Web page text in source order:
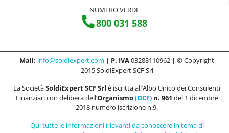
NUMERO VERDE
800 031 588
Mail: info@soldiexpert.com | P. IVA03288110962 | © Copyright
2015 SoldiExpert SCF Srl
La SocietàSoldiExpert SCF Srl è iscritta all’Albo Unico dei Consulenti
Finanziari con delibera dell’Organismo(OCF)n. 961 del 1 dicembre
2018 numero iscrizione n.9.
Qui tutte le informazioni rilevanti da conoscere in tema di